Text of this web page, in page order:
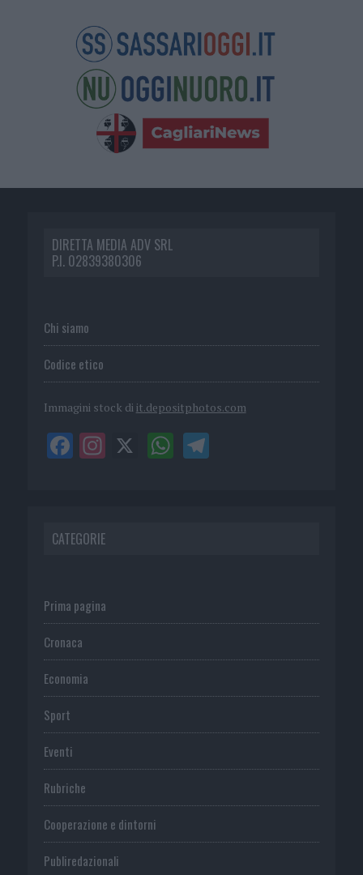
DIRETTA MEDIA ADV SRL
P.I. 02839380306
Chi siamo
Codice etico
Immagini stock di it.depositphotos.com
CATEGORIE
Prima pagina
Cronaca
Economia
Sport
Eventi
Rubriche
Cooperazione e dintorni
Publiredazionali